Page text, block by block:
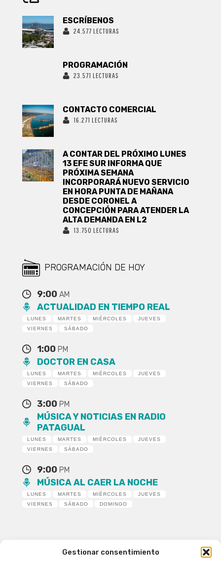
Gestionar consentimiento
ESCRÍBENOS
24.577 LECTURAS
PROGRAMACIÓN
23.571 LECTURAS
CONTACTO COMERCIAL
16.271 LECTURAS
A CONTAR DEL PRÓXIMO LUNES
13 EFE SUR INFORMA QUE
PRÓXIMA SEMANA
INCORPORARÁ NUEVO SERVICIO
EN HORA PUNTA DE MAÑANA
DESDE CORONEL A
CONCEPCIÓN PARA ATENDER LA
ALTA DEMANDA EN L2
13.750 LECTURAS
PROGRAMACIÓN DE HOY
9:00 AM
ACTUALIDAD EN TIEMPO REAL
LUNES MARTES MIÉRCOLES
JUEVES
VIERNES
SÁBADO
1:00 PM
DOCTOR EN CASA
LUNES MARTES MIÉRCOLES
JUEVES
VIERNES
SÁBADO
3:00 PM
MÚSICA Y NOTICIAS EN RADIO
PATAGUAL
LUNES MARTES MIÉRCOLES
JUEVES
VIERNES
SÁBADO
9:00 PM
MÚSICA AL CAER LA NOCHE
LUNES MARTES MIÉRCOLES
JUEVES
VIERNES
SÁBADO DOMINGO